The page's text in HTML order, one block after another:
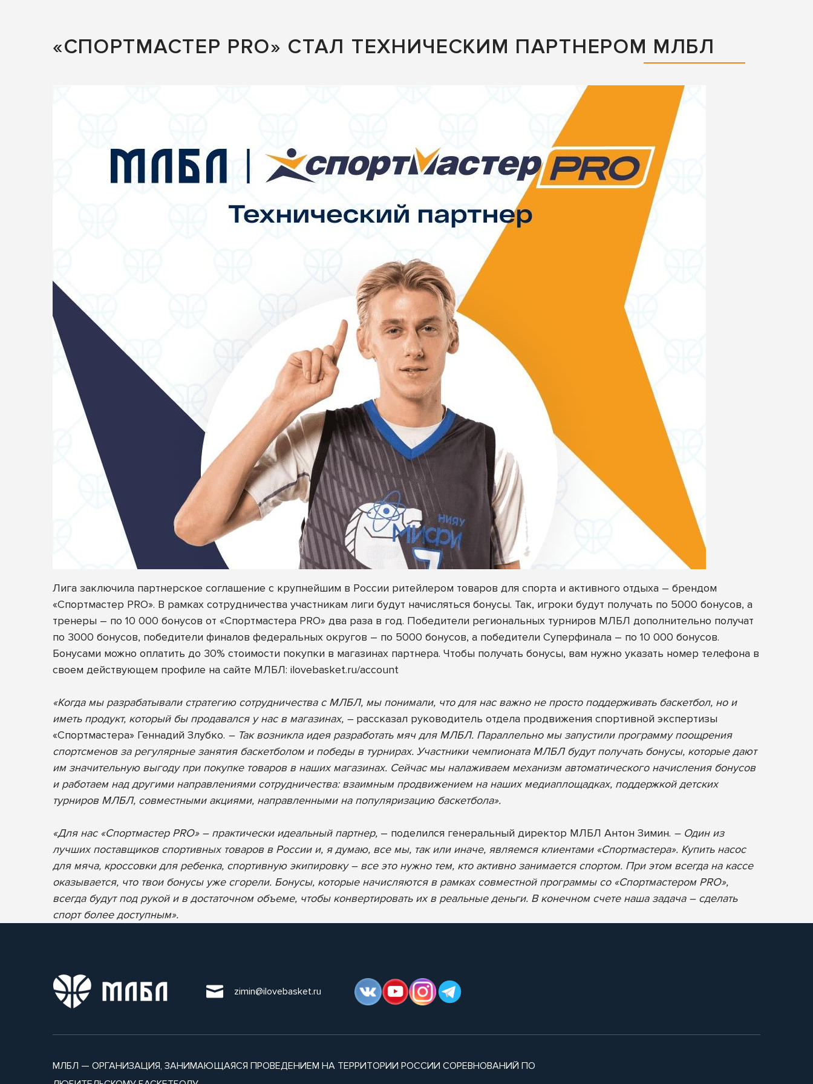
«СПОРТМАСТЕР PRO» СТАЛ ТЕХНИЧЕСКИМ ПАРТНЕРОМ МЛБЛ
Лига заключила партнерское соглашение с крупнейшим в России ритейлером товаров для спорта и активного отдыха – брендом
«Спортмастер PRO». В рамках сотрудничества участникам лиги будут начисляться бонусы. Так, игроки будут получать по 5000 бонусов, а
тренеры – по 10 000 бонусов от «Спортмастера PRO» два раза в год. Победители региональных турниров МЛБЛ дополнительно получат
по 3000 бонусов, победители финалов федеральных округов – по 5000 бонусов, а победители Суперфинала – по 10 000 бонусов.
Бонусами можно оплатить до 30% стоимости покупки в магазинах партнера. Чтобы получать бонусы, вам нужно указать номер телефона в
своем действующем профиле на сайте МЛБЛ: ilovebasket.ru/account
«Когда мы разрабатывали стратегию сотрудничества с МЛБЛ, мы понимали, что для нас важно не просто поддерживать баскетбол, но и
иметь продукт, который бы продавался у нас в магазинах, – рассказал руководитель отдела продвижения спортивной экспертизы
«Спортмастера» Геннадий Злубко. – Так возникла идея разработать мяч для МЛБЛ. Параллельно мы запустили программу поощрения
спортсменов за регулярные занятия баскетболом и победы в турнирах. Участники чемпионата МЛБЛ будут получать бонусы, которые дают
им значительную выгоду при покупке товаров в наших магазинах. Сейчас мы налаживаем механизм автоматического начисления бонусов
и работаем над другими направлениями сотрудничества: взаимным продвижением на наших медиаплощадках, поддержкой детских
турниров МЛБЛ, совместными акциями, направленными на популяризацию баскетбола».
«Для нас «Спортмастер PRO» – практически идеальный партнер, – поделился генеральный директор МЛБЛ Антон Зимин. – Один из
лучших поставщиков спортивных товаров в России и, я думаю, все мы, так или иначе, являемся клиентами «Спортмастера». Купить насос
для мяча, кроссовки для ребенка, спортивную экипировку – все это нужно тем, кто активно занимается спортом. При этом всегда на кассе
оказывается, что твои бонусы уже сгорели. Бонусы, которые начисляются в рамках совместной программы со «Спортмастером PRO»,
всегда будут под рукой и в достаточном объеме, чтобы конвертировать их в реальные деньги. В конечном счете наша задача – сделать
спорт более доступным».
zimin@ilovebasket.ru
МЛБЛ — ОРГАНИЗАЦИЯ, ЗАНИМАЮЩАЯСЯ ПРОВЕДЕНИЕМ НА ТЕРРИТОРИИ РОССИИ СОРЕВНОВАНИЙ ПО